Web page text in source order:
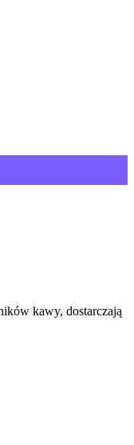
kawy, dostarczają